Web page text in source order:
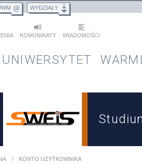
głównegoWYDZIAŁY
KOMUNIKATY WIADOMOŚCI
UNIWERSYTET
KONTO UŻYTKOWNIKA